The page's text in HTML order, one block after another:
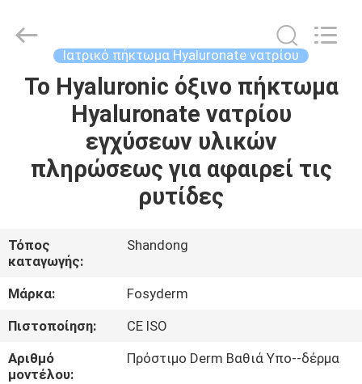
ΣΠΊΤΙ
ΠΡΟΪΌΝΤΑ
ΣΧΕΤΙΚΆ
ΕΜΆΣ
ΕΠΙΣΚΈΨΕΙΣ
ΣΤΟ
ΕΡΓΟΣΤΆΣΙΟ
International
Trading
Ιατρικό πήκτωμα Hyaluronate νατρίου
Το Hyaluronic όξινο πήκτωμα
Hyaluronate νατρίου
εγχύσεων υλικών
πληρώσεως για αφαιρεί τις
ρυτίδες
Τόπος
καταγωγής:
Shandong
Μάρκα:
Fosyderm
Πιστοποίηση:
CE ISO
Αριθμό
μοντέλου:
Πρόστιμο Derm Βαθιά Υπο--δέρμα